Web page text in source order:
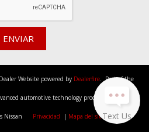
Text Us
ENVIAR
Website powered by Dealerfire. Part of the
automotive technology products.
Nissan Privacidad | Mapa del sitio